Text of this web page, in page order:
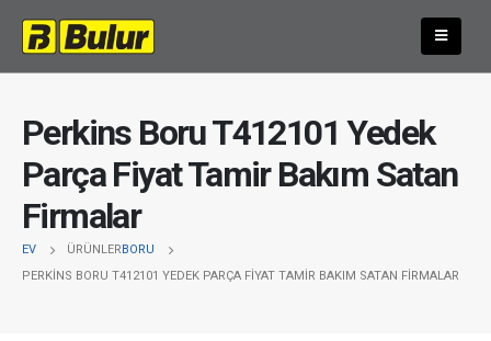
Perkins Boru T412101 Yedek
Parça Fiyat Tamir Bakım Satan
Firmalar
EV ÜRÜNLERBORU
PERKINS BORU T412101 YEDEK PARÇA FIYAT TAMIR BAKIM SATAN FIRMALAR